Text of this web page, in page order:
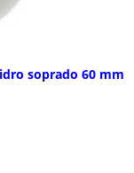
soprado 60 mm